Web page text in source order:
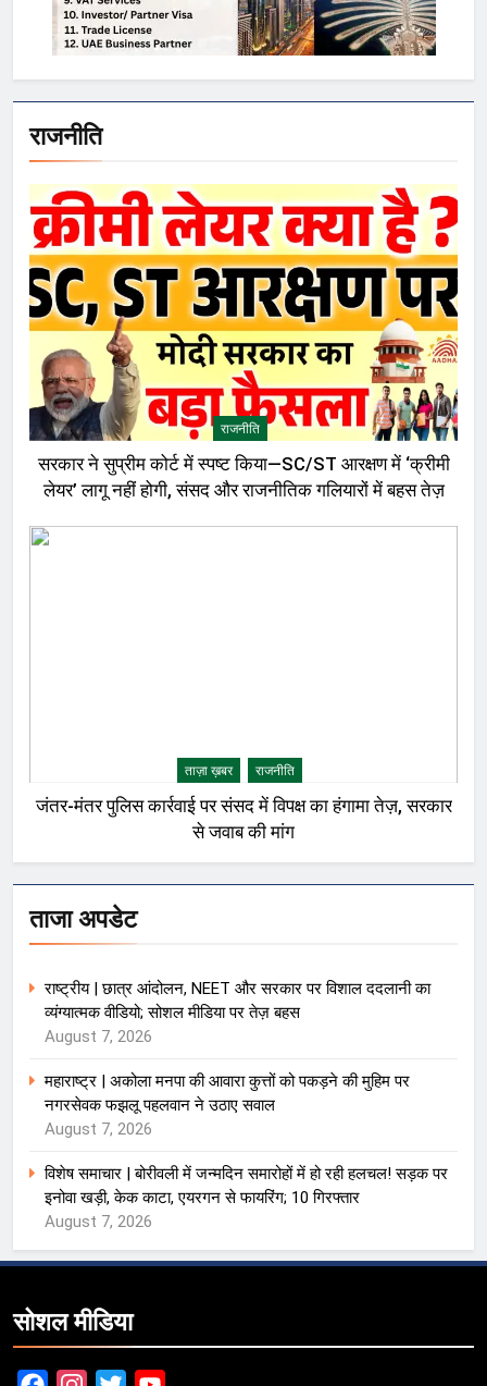
राजनीति
राजनीति
सरकार ने सुप्रीम कोर्ट में स्पष्ट किया—SC/ST आरक्षण में ‘क्रीमी
लेयर’ लागू नहीं होगी, संसद और राजनीतिक गलियारों में बहस तेज़
ताज़ा ख़बर राजनीति
जंतर-मंतर पुलिस कार्रवाई पर संसद में विपक्ष का हंगामा तेज़, सरकार
से जवाब की मांग
ताजा अपडेट
राष्ट्रीय | छात्र आंदोलन, NEET और सरकार पर विशाल ददलानी का
व्यंग्यात्मक वीडियो; सोशल मीडिया पर तेज़ बहस
August 7, 2026
महाराष्ट्र | अकोला मनपा की आवारा कुत्तों को पकड़ने की मुहिम पर
नगरसेवक फझलू पहलवान ने उठाए सवाल
August 7, 2026
विशेष समाचार | बोरीवली में जन्मदिन समारोहों में हो रही हलचल! सड़क पर
इनोवा खड़ी, केक काटा, एयरगन से फायरिंग; 10 गिरफ्तार
August 7, 2026
सोशल मीडिया